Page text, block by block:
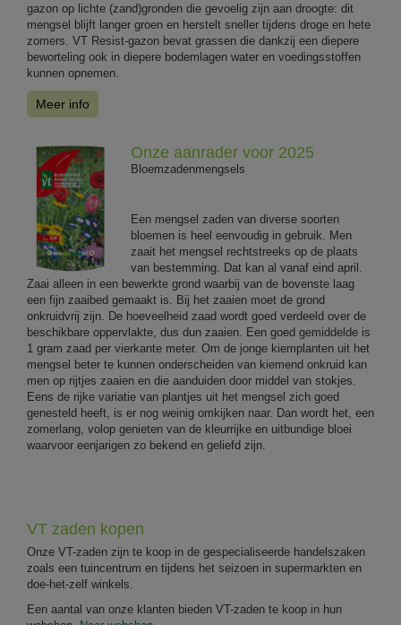
gazon op lichte (zand)gronden die gevoelig zijn aan droogte: dit
mengsel blijft langer groen en herstelt sneller tijdens droge en hete
zomers. VT Resist-gazon bevat grassen die dankzij een diepere
beworteling ook in diepere bodemlagen water en voedingsstoffen
kunnen opnemen.
Meer info
Onze aanrader voor 2025
Bloemzadenmengsels
Een mengsel zaden van diverse soorten
bloemen is heel eenvoudig in gebruik. Men
zaait het mengsel rechtstreeks op de plaats
van bestemming. Dat kan al vanaf eind april.
Zaai alleen in een bewerkte grond waarbij van de bovenste laag
een fijn zaaibed gemaakt is. Bij het zaaien moet de grond
onkruidvrij zijn. De hoeveelheid zaad wordt goed verdeeld over de
beschikbare oppervlakte, dus dun zaaien. Een goed gemiddelde is
1 gram zaad per vierkante meter. Om de jonge kiemplanten uit het
mengsel beter te kunnen onderscheiden van kiemend onkruid kan
men op rijtjes zaaien en die aanduiden door middel van stokjes.
Eens de rijke variatie van plantjes uit het mengsel zich goed
genesteld heeft, is er nog weinig omkijken naar. Dan wordt het, een
zomerlang, volop genieten van de kleurrijke en uitbundige bloei
waarvoor eenjarigen zo bekend en geliefd zijn.
VT zaden kopen
Onze VT-zaden zijn te koop in de gespecialiseerde handelszaken
zoals een tuincentrum en tijdens het seizoen in supermarkten en
doe-het-zelf winkels.
Een aantal van onze klanten bieden VT-zaden te koop in hun